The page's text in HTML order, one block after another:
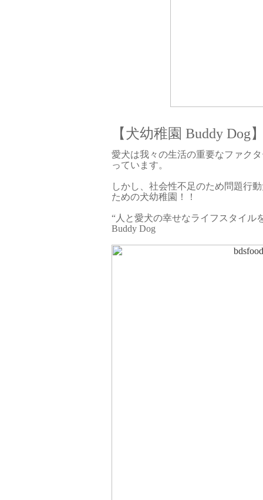
【犬幼稚園 Buddy Dog
愛犬は我々の生活の重要なファク
っています。
しかし、社会性不足のため問題行
ための犬幼稚園！！
“人と愛犬の幸せなライフスタイ
Buddy Dog